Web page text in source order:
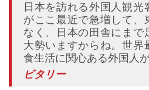
日本を訪れる外国人観光
がここ最近で急増して、
なく、日本の田舎にまで
大勢いますからね。世界
食生活に関心ある外国人
ビタリー